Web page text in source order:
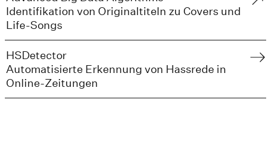
Identifikation von Originaltiteln zu Covers und
Life-Songs
HSDetector
Automatisierte Erkennung von Hassrede in
Online-Zeitungen